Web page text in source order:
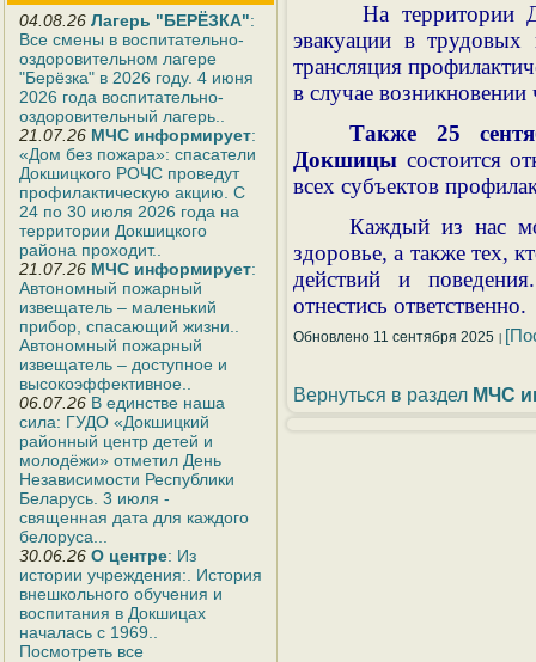
04.08.26 Лагерь "БЕРЁЗКА":
Все смены в воспитательно-
оздоровительном лагере
"Берёзка" в 2026 году. 4 июня
2026 года воспитательно-
оздоровительный лагерь..
21.07.26 МЧС информирует:
«Дом без пожара»: спасатели
Докшицкого РОЧС проведут
профилактическую акцию. С
24 по 30 июля 2026 года на
территории Докшицкого
района проходит..
21.07.26 МЧС информирует:
Автономный пожарный
извещатель – маленький
прибор, спасающий жизни..
Автономный пожарный
извещатель – доступное и
высокоэффективное..
06.07.26 В единстве наша
сила: ГУДО «Докшицкий
районный центр детей и
молодёжи» отметил День
Независимости Республики
Беларусь. 3 июля -
священная дата для каждого
белоруса...
30.06.26 О центре: Из
истории учреждения:. История
внешкольного обучения и
воспитания в Докшицах
началась с 1969..
Посмотреть все
На территории
эвакуации в трудовых
трансляция
в случае
Также 25
Докшицы состоится
всех субъектов
Каждый из нас
здоровье, а также тех,
действий и
отнестись ответственно.
Обновлено 11 сентября 2025
Вернуться в раздел МЧС